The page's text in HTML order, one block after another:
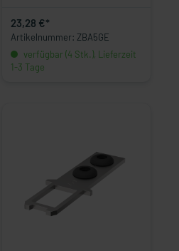
23,28 €*
Artikelnummer: ZBA5GE
verfügbar (4 Stk.), Lieferzeit
1-3 Tage